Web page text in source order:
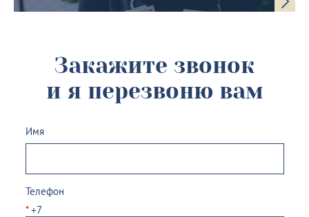
Закажите звонок
и я перезвоню вам
Имя
Телефон
*+7